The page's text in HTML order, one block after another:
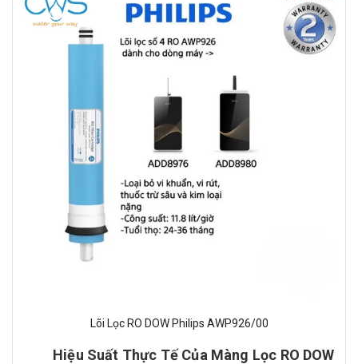
Lõi Lọc RO DOW Philips AWP926/00
Hiệu Suất Thực Tế Của Màng Lọc RO DOW